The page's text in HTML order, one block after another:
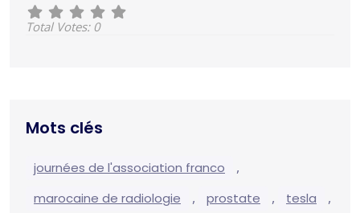
Total Votes: 0
Mots clés
journées de l'association franco ,
marocaine de radiologie , prostate , tesla ,